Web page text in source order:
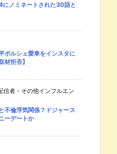
にノミネートされた30語と
ポルシェ愛車をインスタに
材拒否】
信者・その他インフルエン
不倫浮気関係？ドジャース
ーデートか